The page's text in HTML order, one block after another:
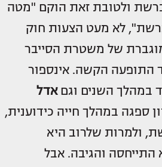
ברשת ולטובת זאת הוקם "מטה
לא מעט הצעות חוק
מוגברת של משטרת הסייבר
התופעה הקשה. אינספור
במהלך השנים וגםאדל
ספגה במהלך חייה כידוענית,
ולמרות שלרוב היא
והגיבה. אבל